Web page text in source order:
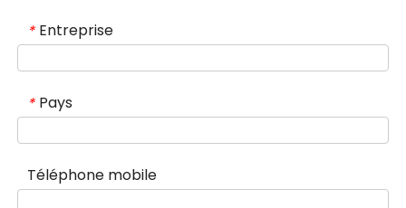
* Entreprise
* Pays
Téléphone mobile